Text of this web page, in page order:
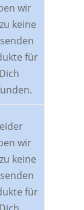
wir
keine
für
Dich
wir
keine
für